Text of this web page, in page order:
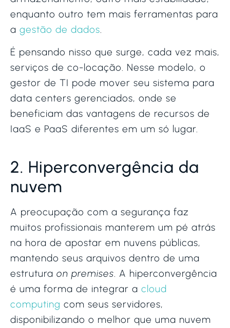
enquanto outro tem mais ferramentas para
a gestão de dados.
É pensando nisso que surge, cada vez mais,
serviços de co-locação. Nesse modelo, o
gestor de TI pode mover seu sistema para
data centers gerenciados, onde se
beneficiam das vantagens de recursos de
IaaS e PaaS diferentes em um só lugar.
2. Hiperconvergência da
nuvem
A preocupação com a segurança faz
muitos profissionais manterem um pé atrás
na hora de apostar em nuvens públicas,
mantendo seus arquivos dentro de uma
estrutura on premises. A hiperconvergência
é uma forma de integrar a cloud
computing com seus servidores,
disponibilizando o melhor que uma nuvem